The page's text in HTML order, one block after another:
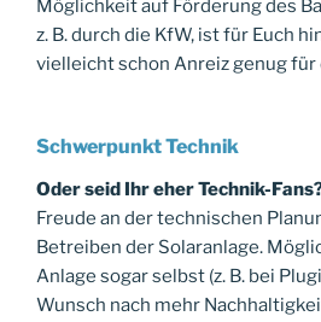
Möglichkeit auf Förderung des
z. B. durch die KfW, ist für Euch
vielleicht schon Anreiz genug
Schwerpunkt Technik
Oder seid Ihr eher Technik-
Freude an der technischen
Betreiben der Solaranlage.
Anlage sogar selbst (z. B. bei
Wunsch nach mehr